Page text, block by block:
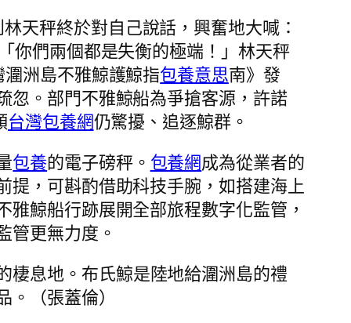
天秤終於對自己說話，興奮地大喊：
你們兩個都是失衡的極端！」林天秤
潿洲島不雅鯨護鯨指包養意思南》發
忽。部門不雅鯨船為爭搶客源，許諾
台灣包養網仍驚擾、追逐鯨群。
包養的電子磅秤。 包養網成為從業者的
提，可斟酌借助科技手腕，如搭建海上
鯨船行跡展開全部旅程數字化監管，
管更無力度。
棲息地。布氏鯨是陸地給潿洲島的禮
。（張蓋倫）